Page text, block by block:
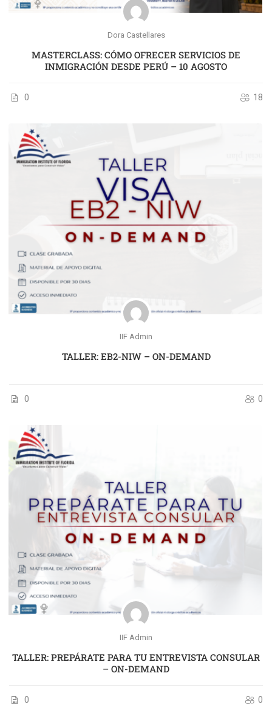
Dora Castellares
MASTERCLASS: CÓMO OFRECER SERVICIOS DE
INMIGRACIÓN DESDE PERÚ – 10 AGOSTO
0 18
IIF Admin
TALLER: EB2-NIW – ON-DEMAND
0 0
IIF Admin
TALLER: PREPÁRATE PARA TU ENTREVISTA CONSULAR
– ON-DEMAND
0 0